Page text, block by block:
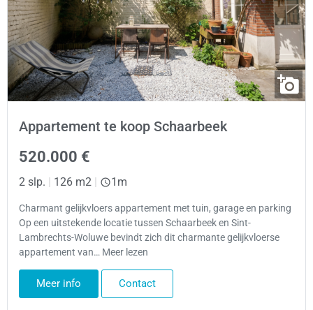
Appartement te koop Schaarbeek
520.000 €
2 slp. 126 m2 1m
Charmant gelijkvloers appartement met tuin, garage en parking
Op een uitstekende locatie tussen Schaarbeek en Sint-
Lambrechts-Woluwe bevindt zich dit charmante gelijkvloerse
appartement van… Meer lezen
Meer info Contact